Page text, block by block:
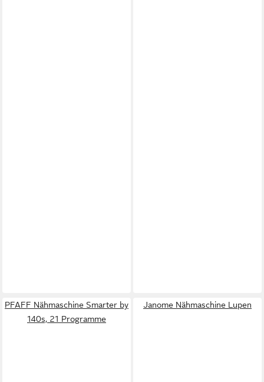
PFAFF Nähmaschine Smarter by
140s, 21 Programme
Janome Nähmaschine Lupen